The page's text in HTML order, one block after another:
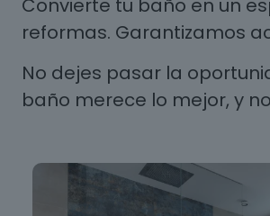
Convierte tu baño en un
reformas. Garantizamos
No dejes pasar la
baño merece lo mejor, y